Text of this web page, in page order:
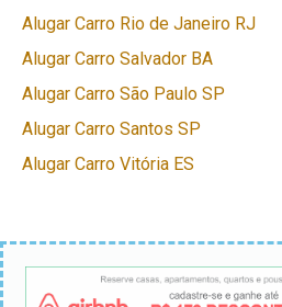
Alugar Carro Rio de Janeiro RJ
Alugar Carro Salvador BA
Alugar Carro São Paulo SP
Alugar Carro Santos SP
Alugar Carro Vitória ES